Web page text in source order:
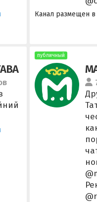
Канал размещен в
публичный